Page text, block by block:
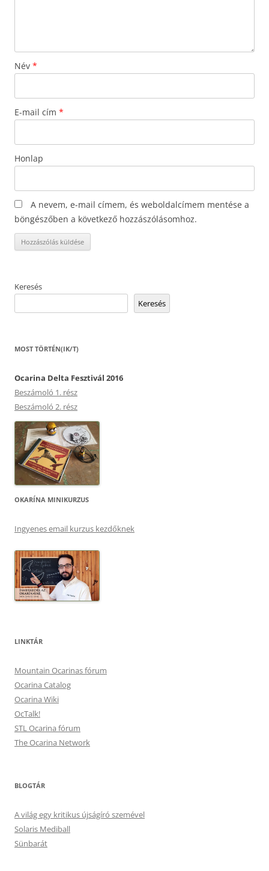
Név *
E-mail cím *
Honlap
A nevem, e-mail címem, és weboldalcímem mentése a
böngészőben a következő hozzászólásomhoz.
Keresés
Keresés
MOST TÖRTÉN(IK/T)
Ocarina Delta Fesztivál 2016
Beszámoló 1. rész
Beszámoló 2. rész
OKARÍNA MINIKURZUS
Ingyenes email kurzus kezdőknek
LINKTÁR
Mountain Ocarinas fórum
Ocarina Catalog
Ocarina Wiki
OcTalk!
STL Ocarina fórum
The Ocarina Network
BLOGTÁR
A világ egy kritikus újságíró szemével
Solaris Mediball
Sünbarát